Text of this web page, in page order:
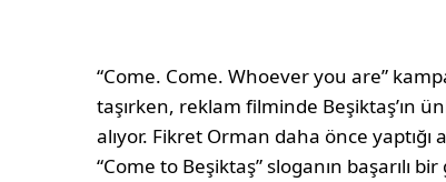
“Come. Come. Whoever you are”
taşırken, reklam filminde Beşiktaş’ın
alıyor. Fikret Orman daha önce yaptığı
“Come to Beşiktaş” sloganın başarılı